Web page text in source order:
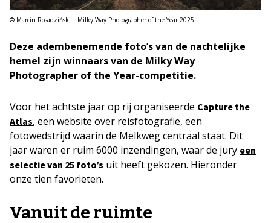
© Marcin Rosadziński | Milky Way Photographer of the Year 2025
Deze adembenemende foto’s van de nachtelijke
hemel zijn winnaars van de Milky Way
Photographer of the Year-competitie.
Voor het achtste jaar op rij organiseerde Capture the
Atlas, een website over reisfotografie, een
fotowedstrijd waarin de Melkweg centraal staat. Dit
jaar waren er ruim 6000 inzendingen, waar de jury een
selectie van 25 foto’s uit heeft gekozen. Hieronder
onze tien favorieten.
Vanuit de ruimte